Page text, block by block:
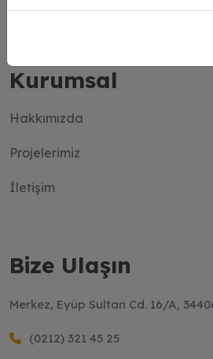
Kurumsal
Hakkımızda
Projelerimiz
İletişim
Bize Ulaşın
Merkez, Eyüp Sultan Cd. 16/A,
(0212) 321 45 25